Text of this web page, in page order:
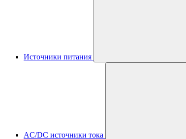
Источники питания
AC/DC источники тока